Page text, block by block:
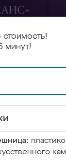
минут!